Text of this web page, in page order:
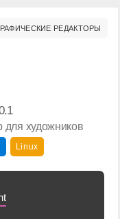
РЕДАКТОРЫ
для художников
Linux